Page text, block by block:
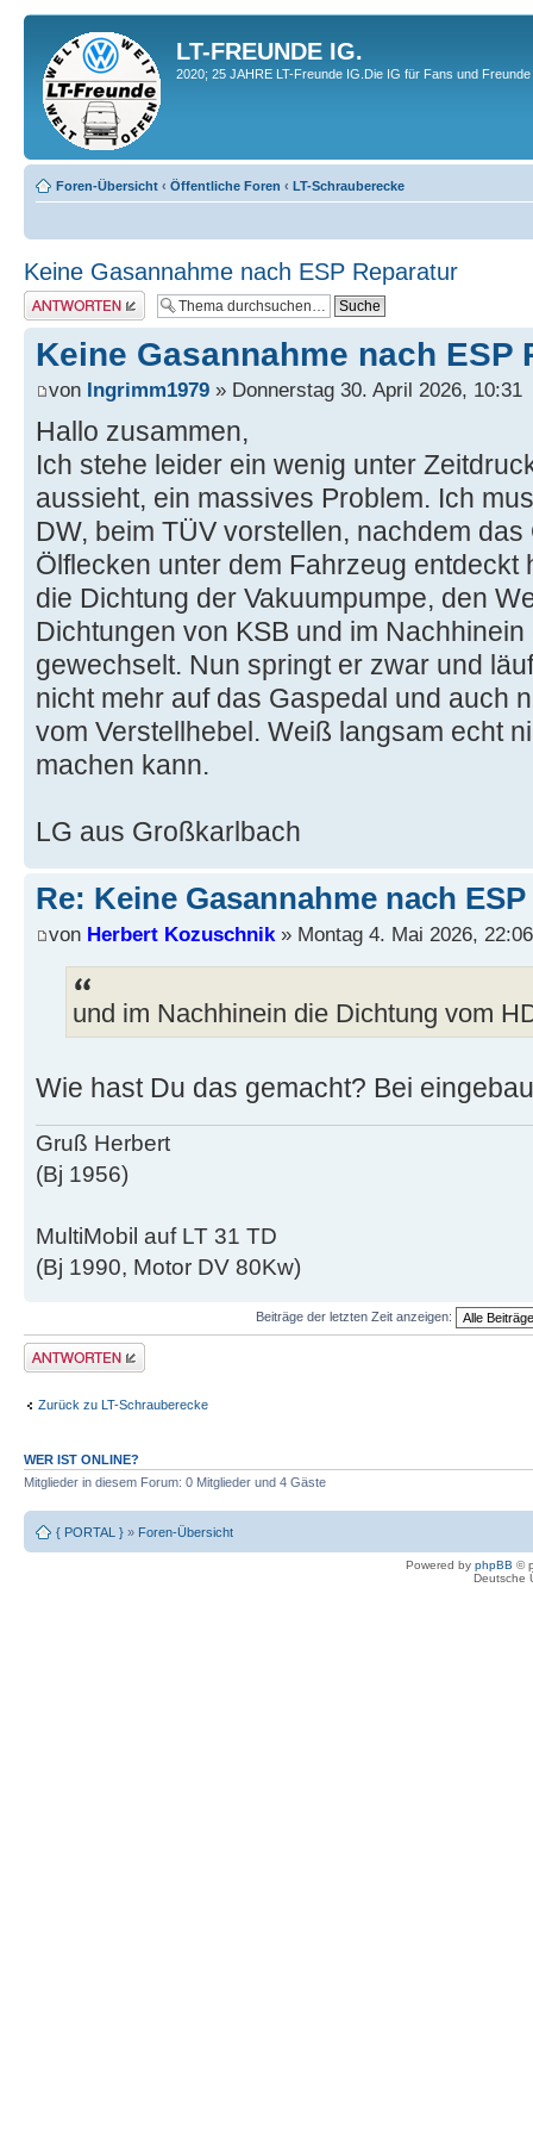
LT-FREUNDE IG.
2020; 25 JAHRE LT-Freunde IG.Die IG für Fans und
Foren-Übersicht ‹ Öffentliche Foren ‹ LT-Schrauberecke
Keine Gasannahme nach ESP Reparatur
Antwort erstellen
Keine Gasannahme nach ESP
von Ingrimm1979 » Donnerstag 30. April 2026, 10:31
Hallo zusammen,
Ich stehe leider ein wenig unter
aussieht, ein massives Problem. Ich
DW, beim TÜV vorstellen, nachdem
Ölflecken unter dem Fahrzeug entdeckt
die Dichtung der Vakuumpumpe, den
Dichtungen von KSB und im
gewechselt. Nun springt er zwar und
nicht mehr auf das Gaspedal und auch
vom Verstellhebel. Weiß langsam echt
machen kann.
LG aus Großkarlbach
Re: Keine Gasannahme nach
von Herbert Kozuschnik » Montag 4. Mai 2026, 22:06
und im Nachhinein die Dichtung vom
Wie hast Du das gemacht? Bei
Gruß Herbert
(Bj 1956)
MultiMobil auf LT 31 TD
(Bj 1990, Motor DV 80Kw)
Beiträge der letzten Zeit anzeigen:
Antwort erstellen
Zurück zu LT-Schrauberecke
WER IST ONLINE?
Mitglieder in diesem Forum: 0 Mitglieder und 4 Gäste
{ PORTAL } » Foren-Übersicht
Powered by phpBB ©
Deutsche